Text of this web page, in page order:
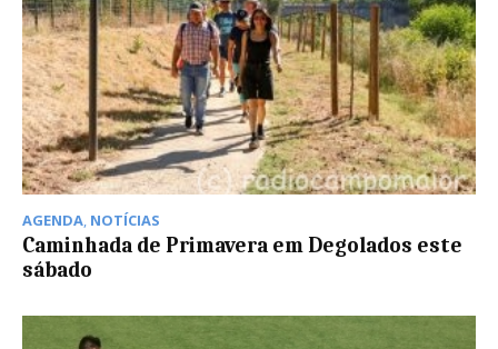
AGENDA, NOTÍCIAS
Caminhada de Primavera em Degolados este
sábado